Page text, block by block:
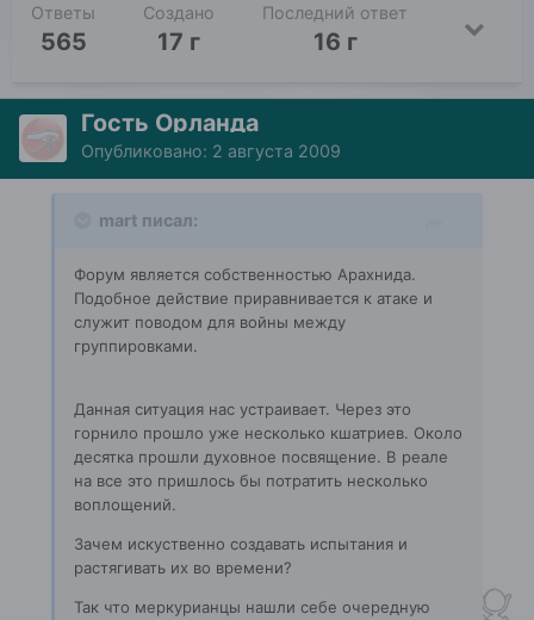
Ответы
565
Создано
17 г
Последний ответ
16 г
Гость Орланда
Опубликовано: 2 августа 2009
mart писал:
Форум является собственностью Арахнида.
Подобное действие приравнивается к атаке и
служит поводом для войны между
группировками.
Данная ситуация нас устраивает. Через это
горнило прошло уже несколько кшатриев. Около
десятка прошли духовное посвящение. В реале
на все это пришлось бы потратить несколько
воплощений.
Зачем искуственно создавать испытания и
растягивать их во времени?
Так что меркурианцы нашли себе очередную